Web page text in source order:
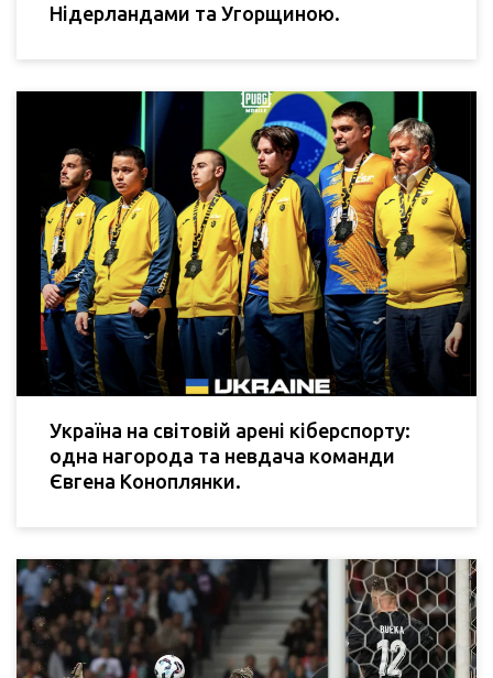
Нідерландами та Угорщиною.
Україна на світовій арені кіберспорту:
одна нагорода та невдача команди
Євгена Коноплянки.